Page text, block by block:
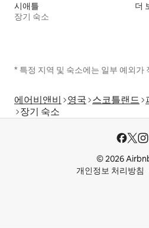
시애틀
장기 숙소
더
* 특정 지역 및 숙소에는 일부 예외가
에어비앤비 영국 스코틀랜드
장기 숙소
© 2026
개인정보 처리방침